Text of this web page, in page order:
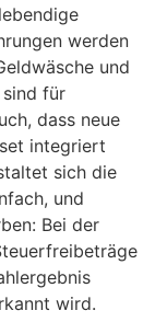
werden
und
sind für
dass neue
integriert
sich die
und
Bei der
wird.